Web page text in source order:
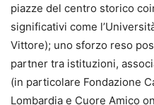
piazze del centro storico
significativi come
Vittore); uno sforzo reso
partner tra istituzioni,
(in particolare Fondazione
Lombardia e Cuore Amico